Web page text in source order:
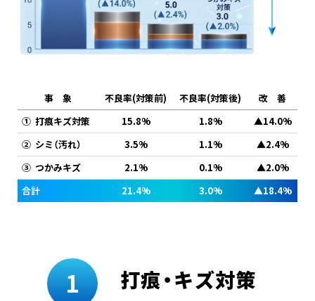
事 象 不良率(対策前) 不良率(対策後)
改 善
① 打痕キズ対策 15.8% 1.8%
▲14.0%
② シミ（汚れ） 3.5% 1.1%
▲2.4%
③ つかみキズ 2.1% 0.1%
▲2.0%
合計
21.4% 3.0% ▲18.4%
1 打痕・キズ対策